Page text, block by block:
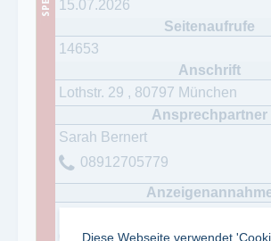
15.07.2026
14653
Lothstr. 29 , 80797 München
Sarah Bernert
08912705779
Diese Webseite verwendet